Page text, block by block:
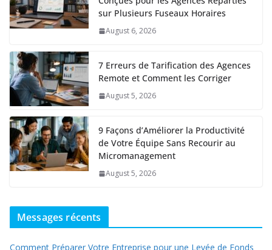
sur Plusieurs Fuseaux Horaires
August 6, 2026
7 Erreurs de Tarification des Agences
Remote et Comment les Corriger
August 5, 2026
9 Façons d’Améliorer la Productivité
de Votre Équipe Sans Recourir au
Micromanagement
August 5, 2026
Messages récents
Comment Préparer Votre Entreprise pour une Levée de Fonds